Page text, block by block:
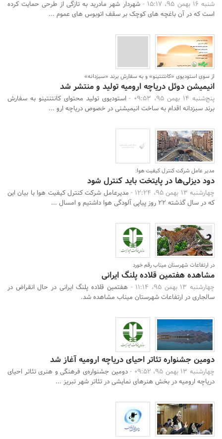
شنبه 16 بهمن 95، 15:17 -
شهردار شهر مادرید به تازگی از طرحی حمایت کرده
است که در آن باغچه های کوچک بر سقف اتوبوس های عموم ...
از سوی استودیوی «کانتنتینو» و به سفارش برند «سبزدانه»
انیمیشن دوئل دریاچه ارومیه تولید و منتشر شد
پنج‌شنبه 14 بهمن 95، 09:53 -
استودیوی تولید محتوای کانتنتینو به سفارش
برند سبزدانه اقدام به ساخت انیمیشنی در خصوص دریاچه ارو ...
مدیر عامل شرکت کنترل کیفیت هوا:
دود دیزلی‌ها در پایتخت باید کنترل شود
چهارشنبه 13 بهمن 95، 12:24 -
مدیرعامل شرکت کنترل کیفیت هوا با بیان این
که در سال گذشته 22 روز پیاپی آلودگی هوا داشتیم و امسال ...
در ارتفاعات شهرستان میناب رقم خورد
مشاهده هفتمین قلاده پلنگ ایرانی
چهارشنبه 13 بهمن 95، 11:14 -
هفتمین قلاده پلنگ ایرانی در حال انقراض در
سالجاری در ارتفاعات شهرستان میناب مشاهده شد.
دومین جشنواره تئاتر احیای دریاچه ارومیه آغاز شد
چهارشنبه 13 بهمن 95، 09:52 -
دومین جشنواره‌ی فرهنگی و هنری تئاتر احیای
دریاچه ارومیه در بخش هنرهای نمایشی در تئاتر شهر تبریز ...